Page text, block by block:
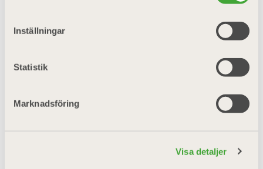
Inställningar
Statistik
Marknadsföring
Visa detaljer
Mobil: 070-216 65 53